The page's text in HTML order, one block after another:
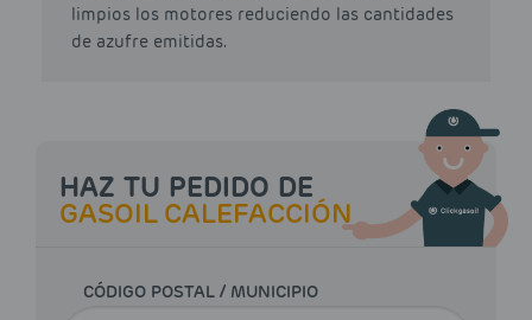
limpios los motores reduciendo las cantidades
de azufre emitidas.
HAZ TU PEDIDO DE
GASOIL CALEFACCIÓN
CÓDIGO POSTAL / MUNICIPIO